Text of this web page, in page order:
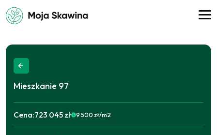
Mieszkanie 97
Cena:723 045 zł 9 500 zł/m2